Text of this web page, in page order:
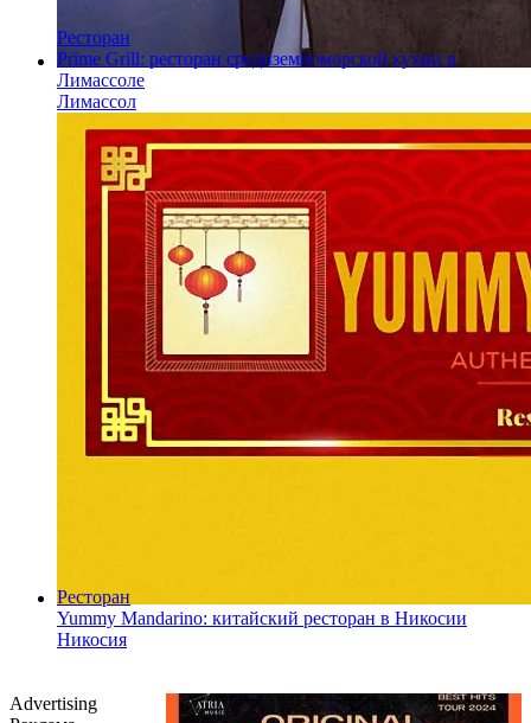
Ресторан
Prime Grill: ресторан средиземноморской кухни в
Лимассоле
Лимассол
Ресторан
Yummy Mandarino: китайский ресторан в Никосии
Никосия
Advertising